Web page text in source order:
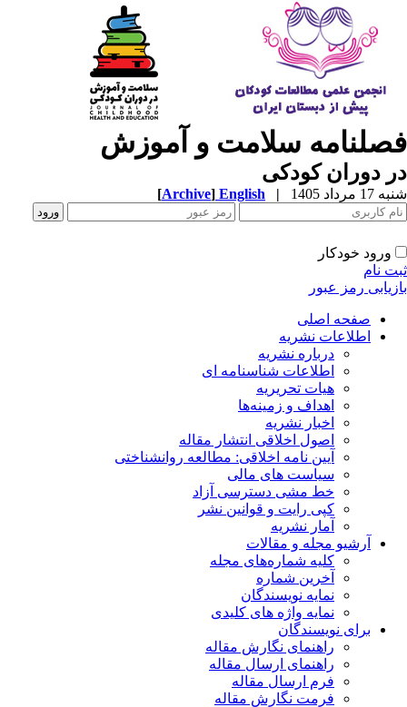
سلامت و آموزش
دوران کودکی
مرداد 1405 |
English
[Archive]
ورود خودکار
نام
رمز عبور
صفحه اصلی
اطلاعات نشریه
درباره نشریه
اطلاعات شناسنامه ای
هیات تحریریه
اهداف و زمینه‌ها
اخبار نشریه
اصول اخلاقی انتشار مقاله
آیین نامه اخلاقی: مطالعه روانشناختی
سیاست های مالی
خط مشی دسترسی آزاد
کپی رایت و قوانین نشر
آمار نشریه
آرشیو مجله و مقالات
کلیه شماره‌های مجله
آخرین شماره
نمایه نویسندگان
نمایه واژه های کلیدی
برای نویسندگان
راهنمای نگارش مقاله
راهنمای ارسال مقاله
فرم ارسال مقاله
فرمت نگارش مقاله